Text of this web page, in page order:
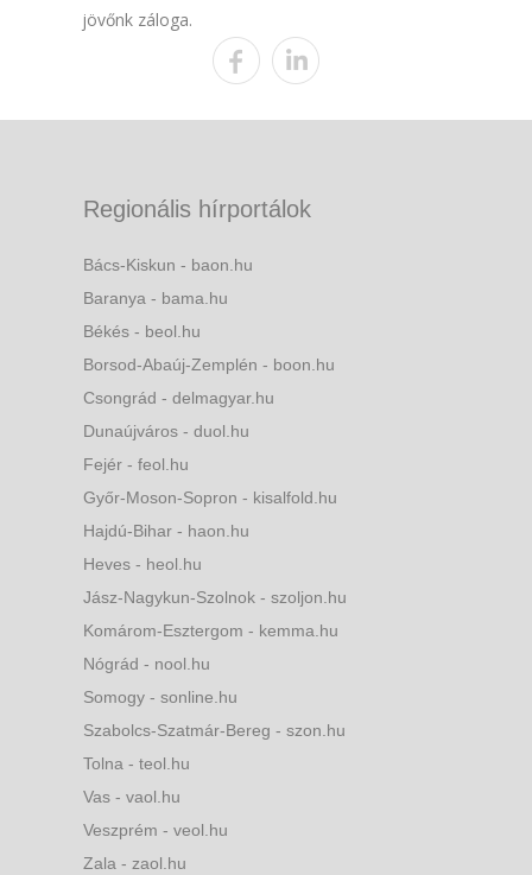
jövőnk záloga.
Regionális hírportálok
Bács-Kiskun - baon.hu
Baranya - bama.hu
Békés - beol.hu
Borsod-Abaúj-Zemplén - boon.hu
Csongrád - delmagyar.hu
Dunaújváros - duol.hu
Fejér - feol.hu
Győr-Moson-Sopron - kisalfold.hu
Hajdú-Bihar - haon.hu
Heves - heol.hu
Jász-Nagykun-Szolnok - szoljon.hu
Komárom-Esztergom - kemma.hu
Nógrád - nool.hu
Somogy - sonline.hu
Szabolcs-Szatmár-Bereg - szon.hu
Tolna - teol.hu
Vas - vaol.hu
Veszprém - veol.hu
Zala - zaol.hu